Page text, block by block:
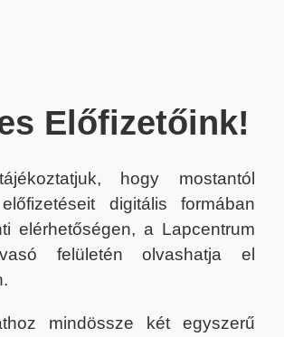
Előfizetőink!
hogy mostantól
digitális formában
elérhetőségen, a Lapcentrum
felületén olvashatja el
mindössze két egyszerű